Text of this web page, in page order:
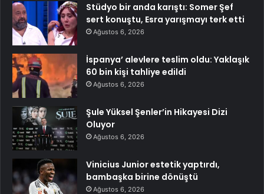
Stüdyo bir anda karıştı: Somer Şef
sert konuştu, Esra yarışmayı terk etti
Ağustos 6, 2026
İspanya’ alevlere teslim oldu: Yaklaşık
60 bin kişi tahliye edildi
Ağustos 6, 2026
Şule Yüksel Şenler’in Hikayesi Dizi
Oluyor
Ağustos 6, 2026
Vinicius Junior estetik yaptırdı,
bambaşka birine dönüştü
Ağustos 6, 2026